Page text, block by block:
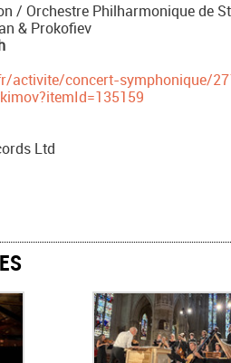
/ Orchestre Philharmonique de
& Prokofiev
activite/concert-symphonique/
Ltd